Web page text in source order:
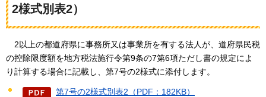
2様式別表2）
2以上の都道府県に事務所又は事業所を有する法人が、道府県民税
の控除限度額を地方税法施行令第9条の7第6項ただし書の規定によ
り計算する場合に記載し、第7号の2様式に添付します。
第7号の2様式別表2（PDF：182KB）